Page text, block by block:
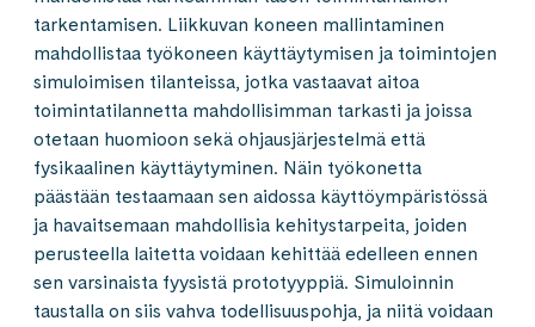
tarkentamisen. Liikkuvan koneen mallintaminen
mahdollistaa työkoneen käyttäytymisen ja toimintojen
simuloimisen tilanteissa, jotka vastaavat aitoa
toimintatilannetta mahdollisimman tarkasti ja joissa
otetaan huomioon sekä ohjausjärjestelmä että
fysikaalinen käyttäytyminen. Näin työkonetta
päästään testaamaan sen aidossa käyttöympäristössä
ja havaitsemaan mahdollisia kehitystarpeita, joiden
perusteella laitetta voidaan kehittää edelleen ennen
sen varsinaista fyysistä prototyyppiä. Simuloinnin
taustalla on siis vahva todellisuuspohja, ja niitä voidaan